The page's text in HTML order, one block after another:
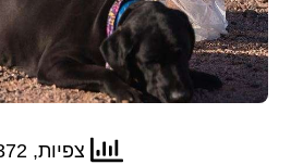
צפיות, 372